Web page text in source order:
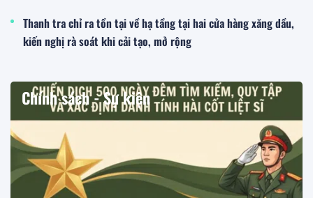
Thanh tra chỉ ra tồn tại về hạ tầng tại hai cửa hàng xăng dầu,
kiến nghị rà soát khi cải tạo, mở rộng
Chính sách - Sự kiện